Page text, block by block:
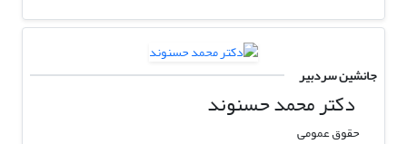
جانشین سردبیر
دکتر محمد حسنوند
حقوق عمومی